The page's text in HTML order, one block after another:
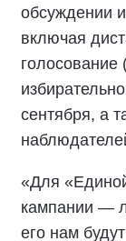
обсуждении
включая
голосование
сентября, а
«Для
кампании —
его нам